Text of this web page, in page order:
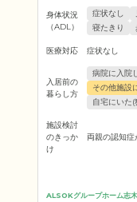
身体状況
（ADL）
症状なし
寝たきり
医療対応 症状なし
入居前の
暮らし方
病院に入院
その他施設
自宅にいた(
施設検討
のきっか
け
両親の認知症
ALSOKグループホーム志